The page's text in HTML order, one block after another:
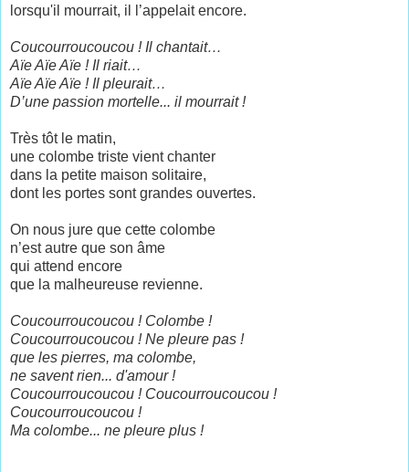
lorsqu'il mourrait, il l’appelait encore.
Coucourroucoucou ! Il chantait…
Aïe Aïe Aïe ! Il riait…
Aïe Aïe Aïe ! Il pleurait…
D’une passion mortelle... il mourrait !
Très tôt le matin,
une colombe triste vient chanter
dans la petite maison solitaire,
dont les portes sont grandes ouvertes.
On nous jure que cette colombe
n’est autre que son âme
qui attend encore
que la malheureuse revienne.
Coucourroucoucou ! Colombe !
Coucourroucoucou ! Ne pleure pas !
que les pierres, ma colombe,
ne savent rien... d'amour !
Coucourroucoucou ! Coucourroucoucou !
Coucourroucoucou !
Ma colombe... ne pleure plus !